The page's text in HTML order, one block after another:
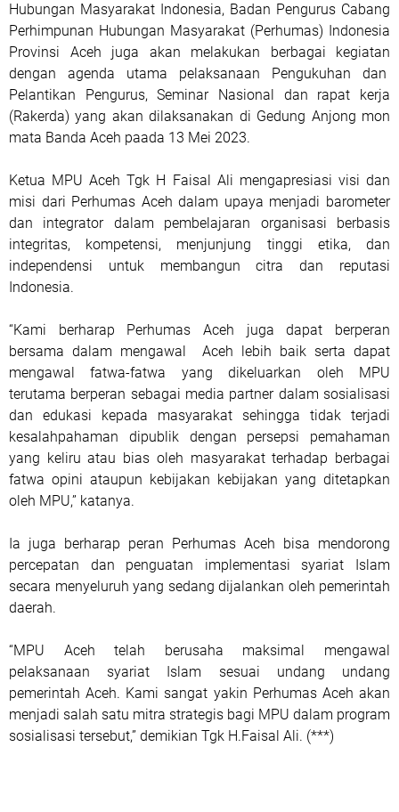
Hubungan Masyarakat Indonesia, Badan Pengurus Cabang
Perhimpunan Hubungan Masyarakat (Perhumas) Indonesia
Provinsi Aceh juga akan melakukan berbagai kegiatan
dengan agenda utama pelaksanaan Pengukuhan dan
Pelantikan Pengurus, Seminar Nasional dan rapat kerja
(Rakerda) yang akan dilaksanakan di Gedung Anjong mon
mata Banda Aceh paada 13 Mei 2023.
Ketua MPU Aceh Tgk H Faisal Ali mengapresiasi visi dan
misi dari Perhumas Aceh dalam upaya menjadi barometer
dan integrator dalam pembelajaran organisasi berbasis
integritas, kompetensi, menjunjung tinggi etika, dan
independensi untuk membangun citra dan reputasi
Indonesia.
“Kami berharap Perhumas Aceh juga dapat berperan
bersama dalam mengawal
Aceh lebih baik serta dapat
mengawal fatwa-fatwa yang dikeluarkan oleh MPU
terutama berperan sebagai media partner dalam sosialisasi
dan edukasi kepada masyarakat sehingga tidak terjadi
kesalahpahaman dipublik dengan persepsi pemahaman
yang keliru atau bias oleh masyarakat terhadap berbagai
fatwa opini ataupun kebijakan kebijakan yang ditetapkan
oleh MPU,” katanya.
Ia juga berharap peran Perhumas Aceh bisa mendorong
percepatan dan penguatan implementasi syariat Islam
secara menyeluruh yang sedang dijalankan oleh pemerintah
daerah.
“MPU Aceh telah berusaha maksimal mengawal
pelaksanaan syariat Islam sesuai undang undang
pemerintah Aceh. Kami sangat yakin Perhumas Aceh akan
menjadi salah satu mitra strategis bagi MPU dalam program
sosialisasi tersebut,” demikian Tgk H.Faisal Ali. (***)